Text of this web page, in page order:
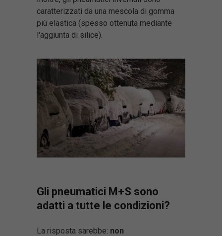
caratterizzati da una mescola di gomma
più elastica (spesso ottenuta mediante
l'aggiunta di silice).
Gli pneumatici M+S sono
adatti a tutte le condizioni?
La risposta sarebbe: non